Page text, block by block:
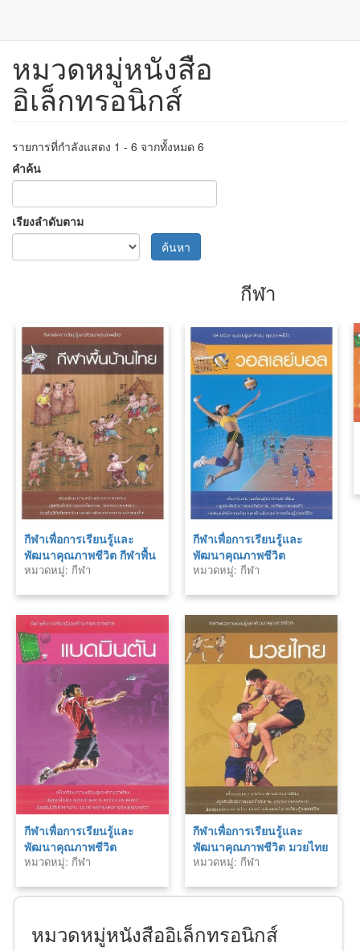
ข้าม
เนื้อหา
หมวดหมู่หนังสือ
อิเล็กทรอนิกส์
รายการที่กำลังแสดง 1 - 6 จากทั้งหมด 6
คำค้น
เรียงลำดับตาม
ค้นหา
กีฬา
กีฬาเพื่อการเรียนรู้และ
พัฒนาคุณภาพชีวิต กีฬาพื้น
บ้านไทย
หมวดหมู่: กีฬา
กีฬาเพื่อการเรียนรู้และ
พัฒนาคุณภาพชีวิต
วอลเลย์บอล
หมวดหมู่: กีฬา
กีฬาเพื่อการเรียนรู้และ
พัฒนาคุณภาพชีวิต
แบดมินตัน
หมวดหมู่: กีฬา
กีฬาเพื่อการเรียนรู้และ
พัฒนาคุณภาพชีวิต มวยไทย
หมวดหมู่: กีฬา
หมวดหมู่หนังสืออิเล็กทรอนิกส์